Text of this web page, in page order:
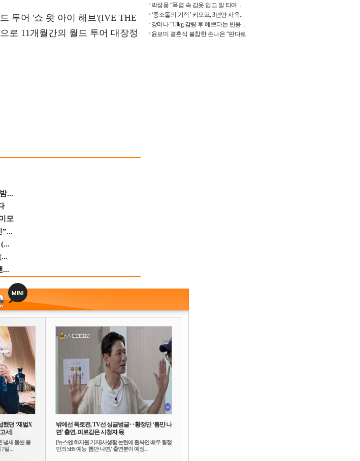
투어 '쇼 왓 아이 해브'(IVE THE
로 11개월간의 월드 투어 대장정
...
모
”...
...
박성웅 “폭염 속 갑옷 입고 말 타며 ..
‘중소돌의 기적’ 키오프, 3년만 사옥..
강미나 “13kg 감량 후 예쁘다는 반응 ..
윤보미 결혼식 불참한 손나은 “판다로..
했던 ‘재벌X
서]
냄새 물씬 풍
일 ...
밖에선 폭로전, TV선 싱글벙글‥황정민 ‘틈만 나
면’ 출연, 피로감은 시청자 몫
[뉴스엔 하지원 기자]사생활 논란에 휩싸인 배우 황정
민의 SBS 예능 '틈만 나면,' 출연분이 예정...